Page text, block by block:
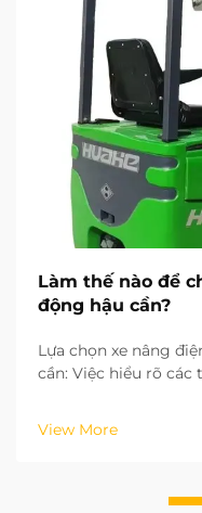
Làm thế nào để
động hậu cần?
Lựa chọn xe nâng
cần: Việc hiểu rõ
yếu tố then chốt để
trên tiêu chuẩn xe
View More